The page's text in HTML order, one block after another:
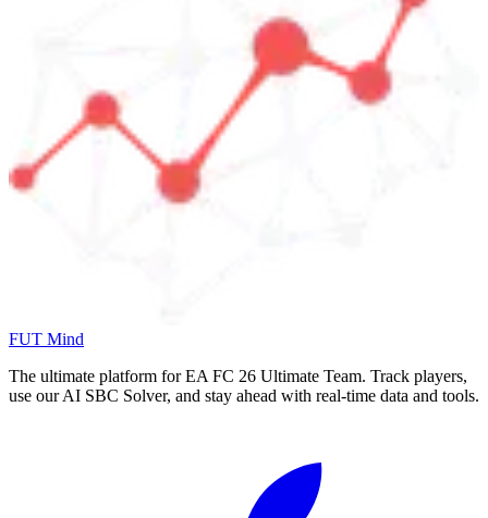
FUT Mind
The ultimate platform for EA FC 26 Ultimate Team. Track players,
use our AI SBC Solver, and stay ahead with real-time data and tools.